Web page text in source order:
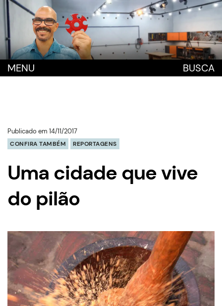
MENU BUSCA
Publicado em 14/11/2017
CONFIRA TAMBÉM REPORTAGENS
Uma cidade que vive
do pilão